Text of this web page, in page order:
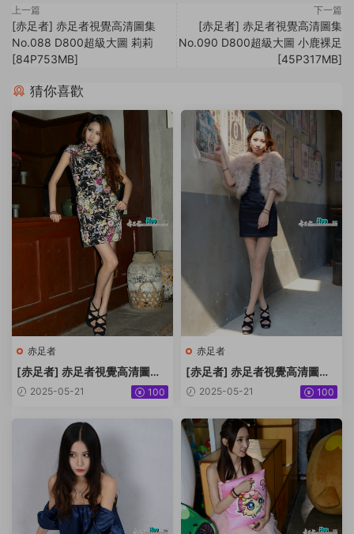
上一篇
[赤足者] 赤足者視覺高清圖集
No.088 D800超級大圖 莉莉
[84P753MB]
下一篇
[赤足者] 赤足者視覺高清圖集
No.090 D800超級大圖 小鹿裸足
[45P317MB]
猜你喜歡
赤足者
[赤足者] 赤足者視覺高清圖集
No.102 小玉 [70P]
2025-05-21 100
赤足者
[赤足者] 赤足者視覺高清圖集
No.101 小玉 [38P]
2025-05-21 100